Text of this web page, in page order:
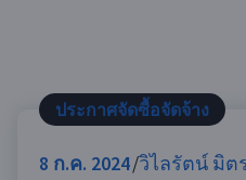
ประกาศจัดซื้อจัดจ้าง
8 ก.ค. 2024 วิไลรัตน์ มิต